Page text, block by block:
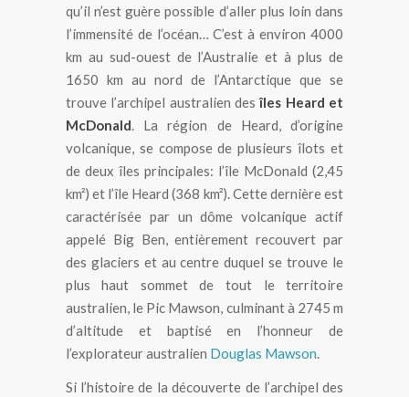
qu’il n’est guère possible d’aller plus loin dans
l’immensité de l’océan… C’est à environ 4000
km au sud-ouest de l’Australie et à plus de
1650 km au nord de l’Antarctique que se
trouve l’archipel australien desîles Heard et
McDonald . La région de Heard, d’origine
volcanique, se compose de plusieurs îlots et
de deux îles principales: l’île McDonald (2,45
km²) et l’île Heard (368 km²). Cette dernière est
caractérisée par un dôme volcanique actif
appelé Big Ben, entièrement recouvert par
des glaciers et au centre duquel se trouve le
plus haut sommet de tout le territoire
australien, le Pic Mawson, culminant à 2745 m
d’altitude et baptisé en l’honneur de
l’explorateur australien Douglas Mawson
Si l’histoire de la découverte de l’archipel des